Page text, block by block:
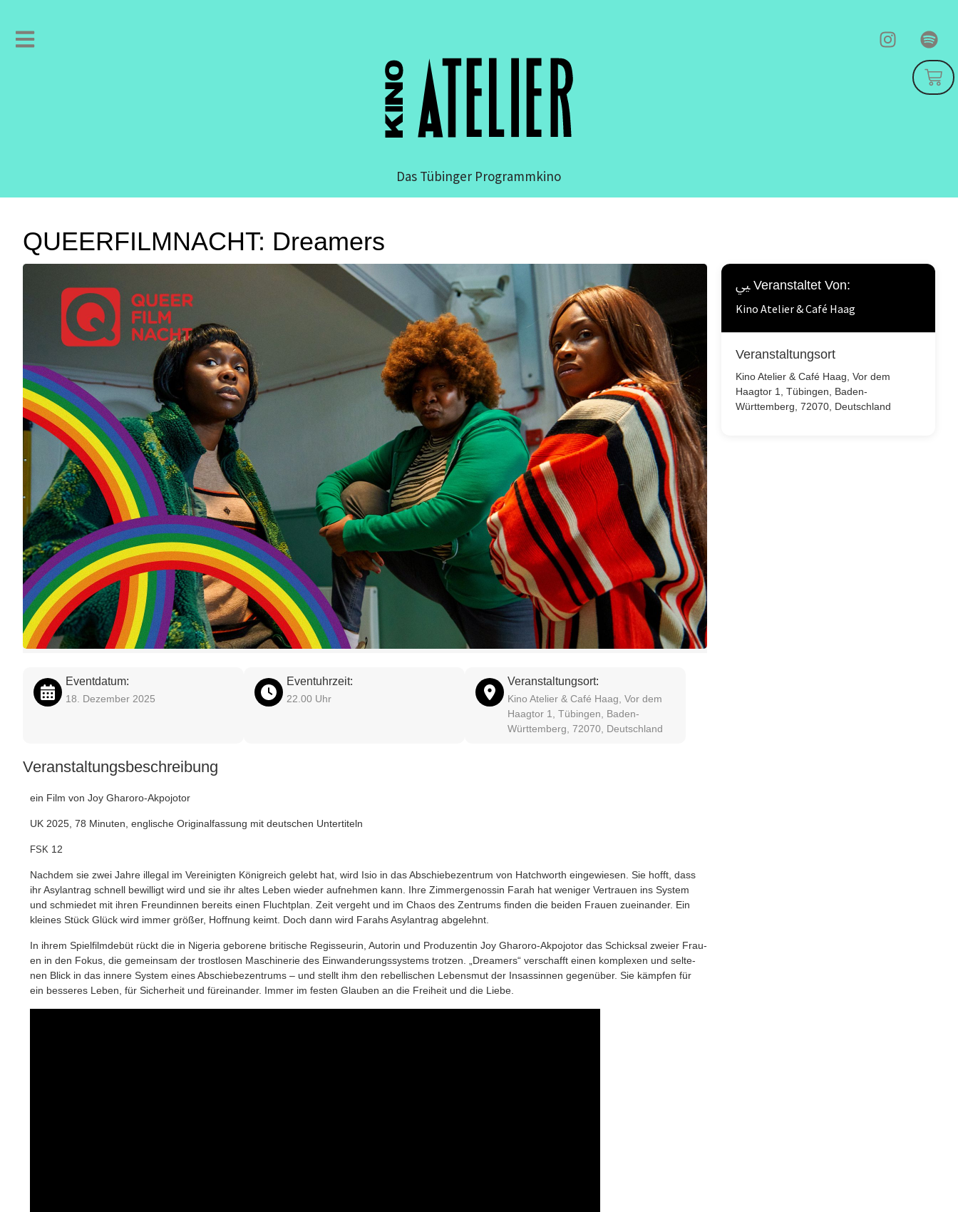
Das Tübinger Programmkino
QUE­ER­FILM­NACHT: Dreamers
Eventdatum:
18. Dezember 2025
Eventuhrzeit:
22.00 Uhr
Veranstaltungsort:
Kino Atelier & Café Haag, Vor dem
Haagtor 1, Tübingen, Baden-
Württemberg, 72070, Deutschland
Veranstaltungsbeschreibung
ein Film von Joy Gharoro‐Akpojotor
UK 2025, 78 Minu­ten, eng­li­sche Ori­gi­nal­fas­sung mit deut­schen Untertiteln
FSK 12
Nach­dem sie zwei Jah­re ille­gal im Ver­ei­nig­ten König­reich gelebt hat, wird Isio in das Abschie­be­zen­trum von Hatch­worth ein­ge­wie­sen. Sie hofft, dass
ihr Asyl­an­trag schnell bewil­ligt wird und sie ihr altes Leben wie­der auf­neh­men kann. Ihre Zim­mer­ge­nos­sin Farah hat weni­ger Ver­trau­en ins Sys­tem
und schmie­det mit ihren Freun­din­nen bereits einen Flucht­plan. Zeit ver­geht und im Cha­os des Zen­trums fin­den die bei­den Frau­en zuein­an­der. Ein
klei­nes Stück Glück wird immer grö­ßer, Hoff­nung keimt. Doch dann wird Farahs Asyl­an­trag abgelehnt.
In ihrem Spiel­film­de­büt rückt die in Nige­ria gebo­re­ne bri­ti­sche Regis­seu­rin, Autorin und Pro­du­zen­tin Joy Gharoro‐Akpojotor das Schick­sal zwei­er Frau­
en in den Fokus, die gemein­sam der trost­lo­sen Maschi­ne­rie des Ein­wan­de­rungs­sys­tems trot­zen. „Drea­mers“ ver­schafft einen kom­ple­xen und sel­te­
nen Blick in das inne­re Sys­tem eines Abschie­be­zen­trums – und stellt ihm den rebel­li­schen Lebens­mut der Insas­sin­nen gegen­über. Sie kämp­fen für
ein bes­se­res Leben, für Sicher­heit und für­ein­an­der. Immer im fes­ten Glau­ben an die Frei­heit und die Liebe.
Veranstaltet Von:
Kino Atelier & Café Haag
Veranstaltungsort
Kino Atelier & Café Haag, Vor dem
Haagtor 1, Tübingen, Baden-
Württemberg, 72070, Deutschland